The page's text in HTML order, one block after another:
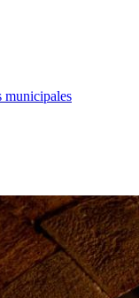
municipales